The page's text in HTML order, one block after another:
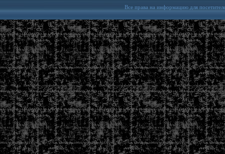
Все права на информацию для